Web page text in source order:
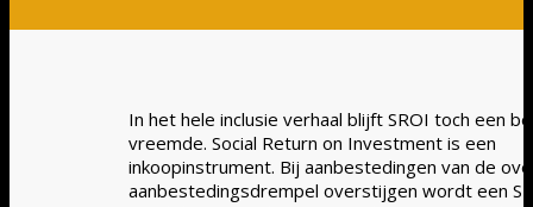
In het hele inclusie verhaal blijft SROI toch een
vreemde. Social Return on Investment is een
inkoopinstrument. Bij aanbestedingen van de
aanbestedingsdrempel overstijgen wordt een